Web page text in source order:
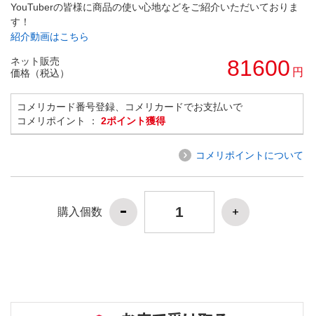
YouTuberの皆様に商品の使い心地などをご紹介いただいておりま
す！
紹介動画はこちら
ネット販売
価格（税込）
81600 円
コメリカード番号登録、コメリカードでお支払いで
コメリポイント ： 2ポイント獲得
コメリポイントについて
購入個数